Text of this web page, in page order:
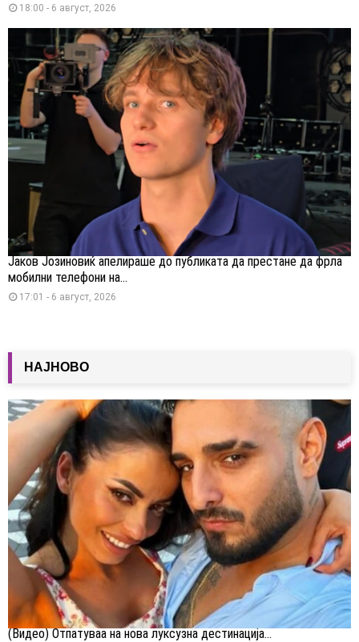
18:00 - 6 август, 2026
Јаков Јозиновиќ апелираше до публиката да престане да фрла
мобилни телефони на...
17:01 - 6 август, 2026
НАЈНОВО
(Видео) Отпатуваа на нова луксузна дестинација...